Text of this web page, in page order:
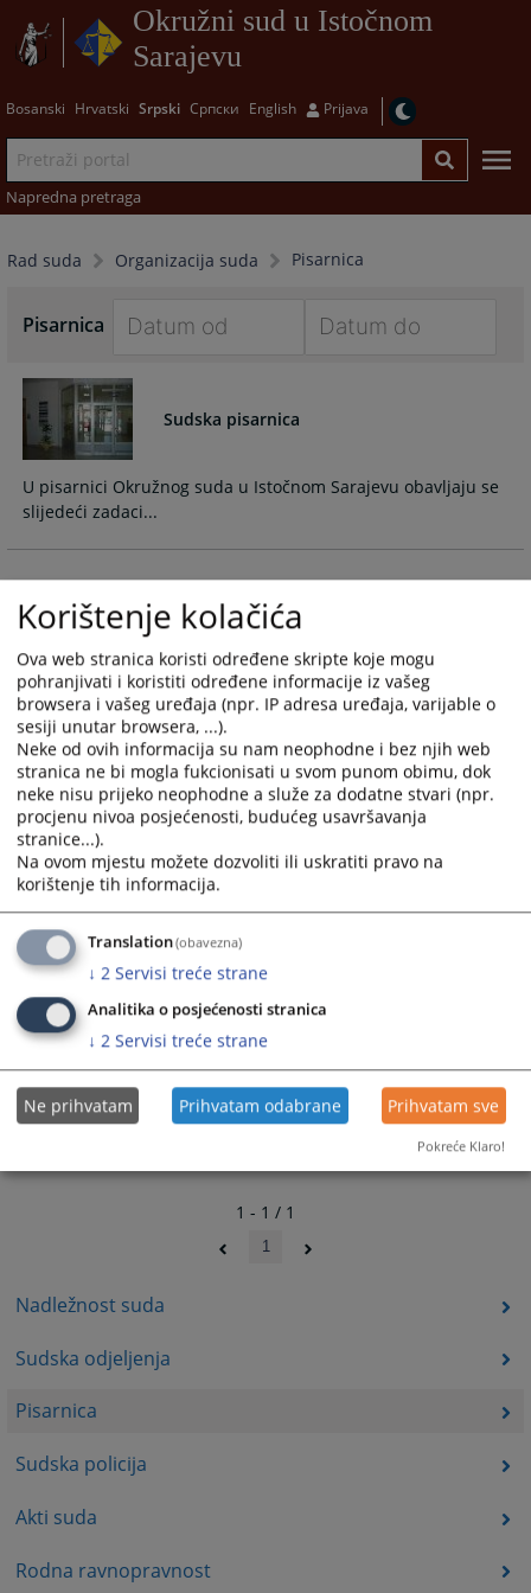
Okružni sud u Istočnom
Sarajevu
Bosanski Hrvatski Srpski Српски English Prijava
Napredna pretraga
Rad suda Organizacija suda Pisarnica
Nadležnost suda
Sudska odjeljenja
Pisarnica
Sudska policija
Akti suda
Rodna ravnopravnost
Pisarnica
forward
to
interact
the
calendar
and
select
date.
Press
the
question
mark
key
to
get
keyboard
shortcuts
for
changing
dates.
the
and
select
Press
the
question
key
to
get
the
keyboard
for
Sudska pisarnica
U pisarnici Okružnog suda u Istočnom Sarajevu obavljaju se
slijedeći zadaci...
1 - 1 / 1
1
Korištenje kolačića
Ova web stranica koristi određene skripte koje mogu
pohranjivati i koristiti određene informacije iz vašeg
browsera i vašeg uređaja (npr. IP adresa uređaja, varijable o
sesiji unutar browsera, ...).
Neke od ovih informacija su nam neophodne i bez njih web
stranica ne bi mogla fukcionisati u svom punom obimu, dok
neke nisu prijeko neophodne a služe za dodatne stvari (npr.
procjenu nivoa posjećenosti, budućeg usavršavanja
stranice...).
Na ovom mjestu možete dozvoliti ili uskratiti pravo na
korištenje tih informacija.
Translation(obavezna)
↓ 2 Servisi treće strane
Analitika o posjećenosti stranica
↓ 2 Servisi treće strane
Ne prihvatam Prihvatam odabrane Prihvatam sve
Pokreće Klaro!